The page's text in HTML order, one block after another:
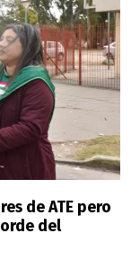
de ATE pero
del